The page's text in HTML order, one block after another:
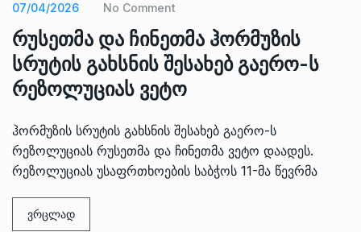
07/04/2026 No Comment
რუსეთმა და ჩინეთმა ჰორმუზის
სრუტის გახსნის შესახებ გაერო-ს
რეზოლუციას ვეტო
ჰორმუზის სრუტის გახსნის შესახებ გაერო-ს
რეზოლუციას რუსეთმა და ჩინეთმა ვეტო დაადეს.
რეზოლუციას უსაფრთხოების საბჭოს 11-მა წევრმა
ვრცლად